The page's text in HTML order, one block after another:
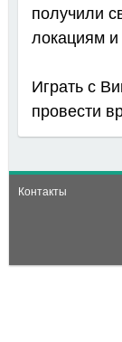
получили
локациям
Играть с
провести
Контакты